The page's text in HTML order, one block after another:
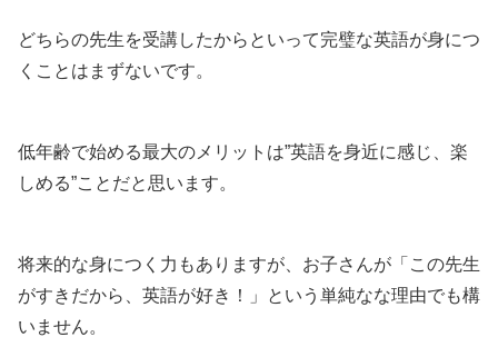
どちらの先生を受講したからといって完璧な英語が身につ
くことはまずないです。
低年齢で始める最大のメリットは”英語を身近に感じ、楽
しめる”ことだと思います。
将来的な身につく力もありますが、お子さんが「この先生
がすきだから、英語が好き！」という単純なな理由でも構
いません。